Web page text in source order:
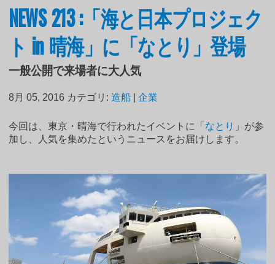
NEWS 213 :「海と日本プロジェク
ト in 晴海」に「なとり」登場
一般公開で来場者に大人気
8月 05, 2016 カテゴリ:造船 |企業
今回は、東京・晴海で行われたイベントに「 なとり 」が参
加し、人気を集めたというニュースをお届けします。